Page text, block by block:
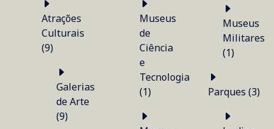
Atrações
Culturais
(9)
Galerias
de Arte
(9)
Museus
de
Ciência
e
Tecnologia
(1)
Museus
Militares
(1)
Parques (3)